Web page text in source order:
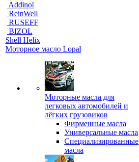
Addinol
ReinWell
RUSEFF
BIZOL
Shell Helix
Моторное масло Lopal
Моторные масла для
легковых автомобилей и
лёгких грузовиков
Фирменные масла
Универсальные масла
Специализированные
масла